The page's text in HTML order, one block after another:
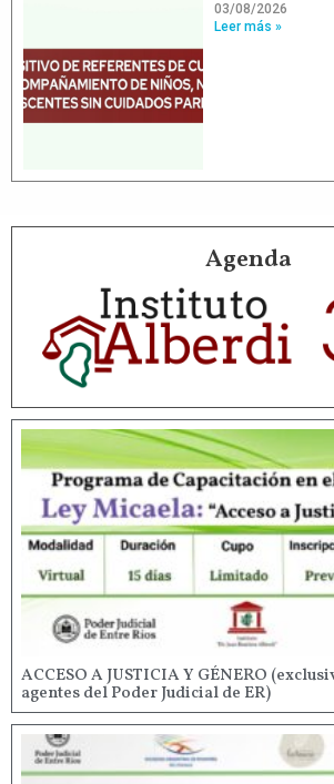
03/08/2026
Leer más »
Agenda
ACCESO A JUSTICIA Y GÉNERO
agentes del Poder Judicial de ER)